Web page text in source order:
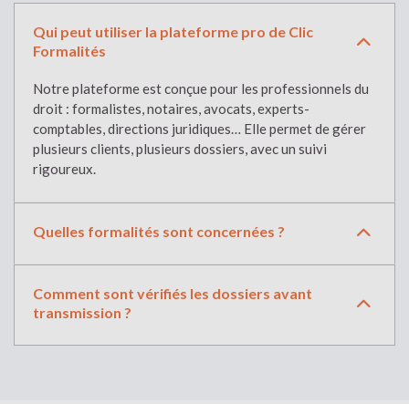
Qui peut utiliser la plateforme pro de Clic
Formalités
Notre plateforme est conçue pour les professionnels du
droit : formalistes, notaires, avocats, experts-
comptables, directions juridiques… Elle permet de gérer
plusieurs clients, plusieurs dossiers, avec un suivi
rigoureux.
Quelles formalités sont concernées ?
Comment sont vérifiés les dossiers avant
transmission ?